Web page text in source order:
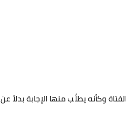
وكأنه يطلُب منها الإجابة بدلاً عن